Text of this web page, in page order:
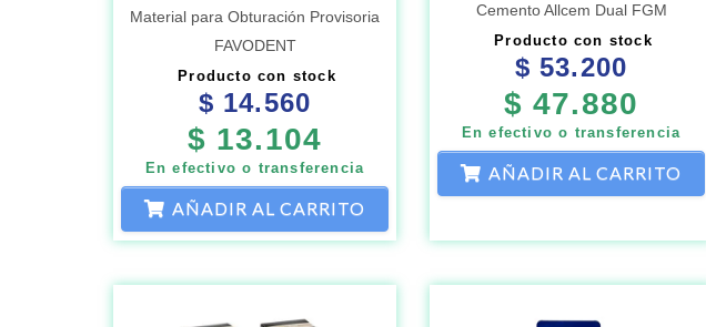
Material para Obturación Provisoria
FAVODENT
Producto con stock
$ 14.560
$ 13.104
En efectivo o transferencia
AÑADIR AL CARRITO
Cemento Allcem Dual FGM
Producto con stock
$ 53.200
$ 47.880
En efectivo o transferencia
AÑADIR AL CARRITO